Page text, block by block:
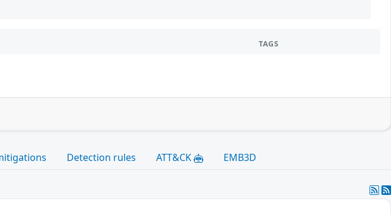
TAGS
Detection rules ATT&CK EMB3D